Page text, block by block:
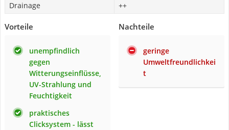
Drainage
++
Vorteile
unempfindlich
gegen
Witterungseinflüsse,
UV-Strahlung und
Feuchtigkeit
praktisches
Clicksystem - lässt
Nachteile
geringe
Umweltfreundlichkei
t